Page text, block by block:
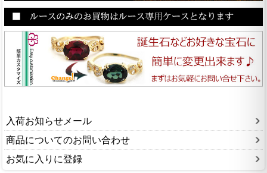
入荷お知らせメール
商品についてのお問い合わせ
お気に入りに登録